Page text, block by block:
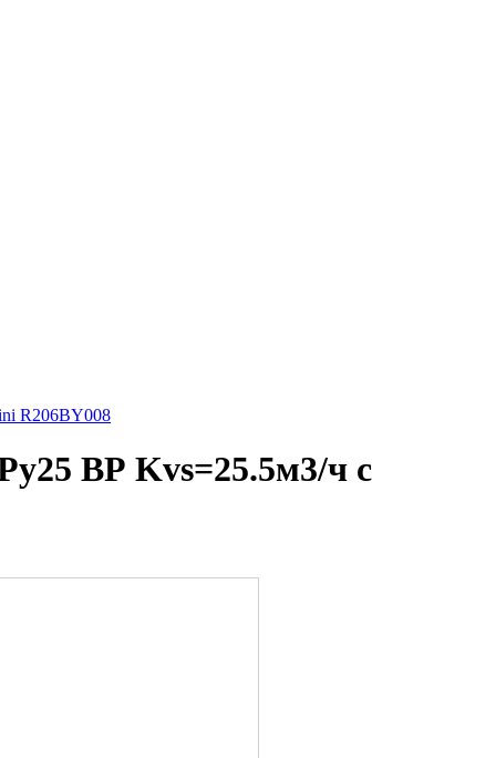
R206BY008
ВР Kvs=25.5м3/ч с